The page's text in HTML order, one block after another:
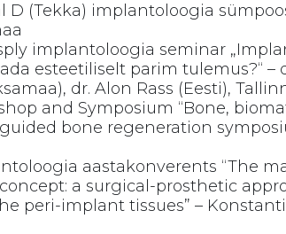
D (Tekka) implantoloogia
implantoloogia seminar
esteetiliselt parim tulemus?“ –
dr. Alon Rass (Eesti),
and Symposium “Bone,
guided bone regeneration
aastakonverents “The
a surgical-prosthetic
peri-implant tissues” –